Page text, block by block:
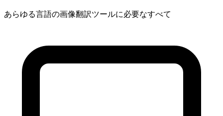
あらゆる言語の画像翻訳ツールに必要なすべて